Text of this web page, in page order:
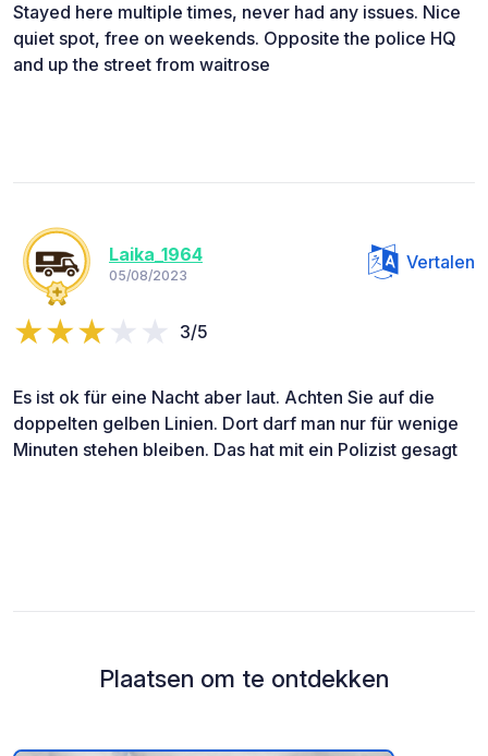
Stayed here multiple times, never had any issues. Nice
quiet spot, free on weekends. Opposite the police HQ
and up the street from waitrose
Laika_1964
05/08/2023
Vertalen
3/5
Es ist ok für eine Nacht aber laut. Achten Sie auf die
doppelten gelben Linien. Dort darf man nur für wenige
Minuten stehen bleiben. Das hat mit ein Polizist gesagt
Plaatsen om te ontdekken